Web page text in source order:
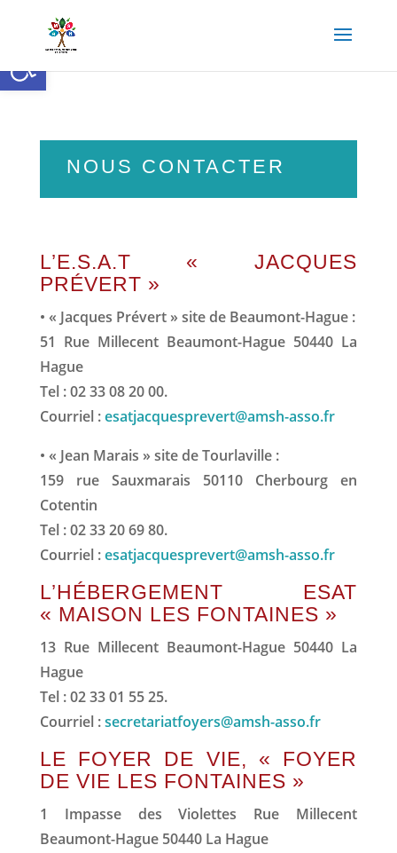
Ouvrir la barre d’outils
NOUS CONTACTER
L’E.S.A.T « JACQUES
PRÉVERT »
• « Jacques Prévert » site de Beaumont-Hague :
51 Rue Millecent Beaumont-Hague 50440 La
Hague
Tel : 02 33 08 20 00.
Courriel :esatjacquesprevert@amsh-asso.fr
• « Jean Marais » site de Tourlaville :
159 rue Sauxmarais 50110 Cherbourg en
Cotentin
Tel : 02 33 20 69 80.
Courriel :esatjacquesprevert@amsh-asso.fr
L’HÉBERGEMENT ESAT
« MAISON LES FONTAINES »
13 Rue Millecent Beaumont-Hague 50440 La
Hague
Tel : 02 33 01 55 25.
Courriel :secretariatfoyers@amsh-asso.fr
LE FOYER DE VIE, « FOYER
DE VIE LES FONTAINES »
1 Impasse des Violettes Rue Millecent
Beaumont-Hague 50440 La Hague